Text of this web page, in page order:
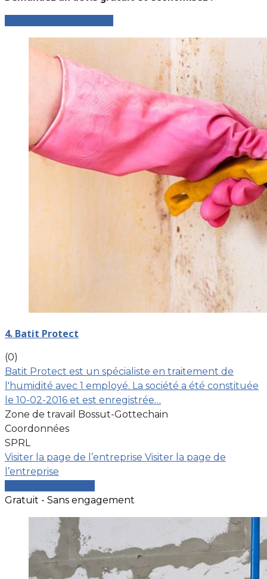
4. Batit Protect
(0)
Batit Protect est un spécialiste en traitement de
l'humidité avec 1 employé. La société a été constituée
le 10-02-2016 et est enregistrée…
Zone de travail Bossut-Gottechain
Coordonnées
SPRL
Visiter la page de l’entreprise Visiter la page de
l’entreprise
Gratuit - Sans engagement